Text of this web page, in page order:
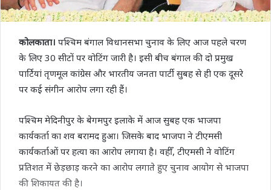
कोलकाता। पश्चिम बंगाल विधानसभा चुनाव के लिए आज पहले चरण
के लिए 30 सीटों पर वोटिंग जारी है। इसी बीच बंगाल की दो प्रमुख
पार्टियां तृणमूल कांग्रेस और भारतीय जनता पार्टी सुबह से ही एक दूसरे
पर कई संगीन आरोप लगा रही हैं।
पश्चिम मेदिनीपुर के बेगमपुर इलाके में आज सुबह एक भाजपा
कार्यकर्ता का शव बरामद हुआ। जिसके बाद भाजपा ने टीएमसी
कार्यकर्ताओं पर हत्या का आरोप लगाया है। वहीँ, टीएमसी ने वोटिंग
प्रतिशत में छेड़छाड़ करने का आरोप लगाते हुए चुनाव आयोग से भाजपा
की शिकायत की है।